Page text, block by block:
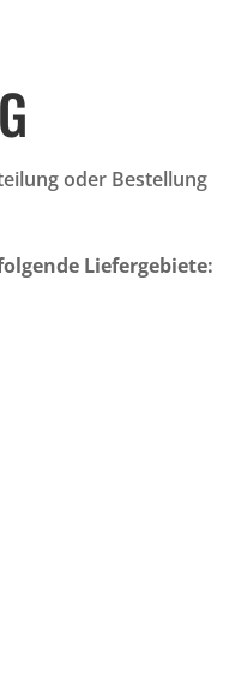
oder Bestellung
Liefergebiete: